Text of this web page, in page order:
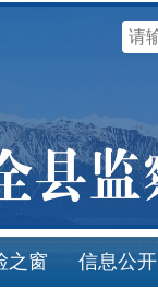
之窗 信息公开